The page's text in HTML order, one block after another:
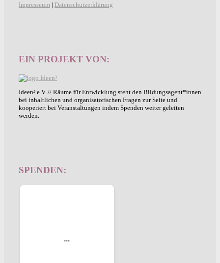
Impresseum | Datenschutzerklärung
EIN PROJEKT VON:
Ideen³ e.V. // Räume für Entwicklung steht den Bildungsagent*innen
bei inhaltlichen und organisatorischen Fragen zur Seite und
kooperiert bei Veranstaltungen indem Spenden weiter geleiten
werden.
SPENDEN: